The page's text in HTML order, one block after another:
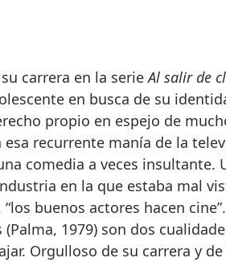
su carrera en la serieAl salir de
en busca de su
propio en espejo de
recurrente manía de la
comedia a veces insultante.
en la que estaba mal
buenos actores hacen
1979) son dos
Orgulloso de su carrera y de